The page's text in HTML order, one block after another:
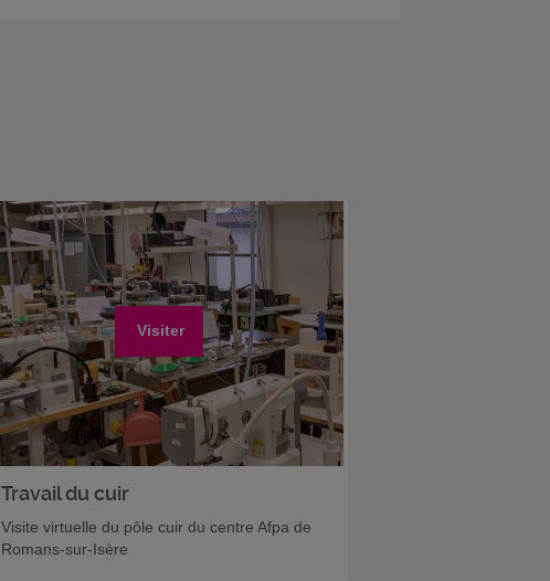
Visiter
Travail du cuir
Visite virtuelle du pôle cuir du centre Afpa de
Romans-sur-Isère